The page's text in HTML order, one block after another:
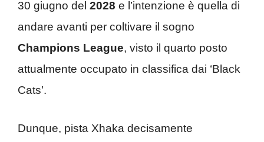
30 giugno del 2028 e l’intenzione è quella di
andare avanti per coltivare il sogno
Champions League, visto il quarto posto
attualmente occupato in classifica dai ‘Black
Cats’.
Dunque, pista Xhaka decisamente